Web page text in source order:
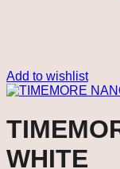
Add to wishlist
WHITE